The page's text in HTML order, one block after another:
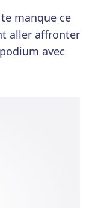
manque ce
aller affronter
avec